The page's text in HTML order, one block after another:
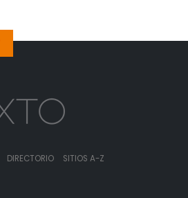
DIRECTORIO SITIOS A-Z